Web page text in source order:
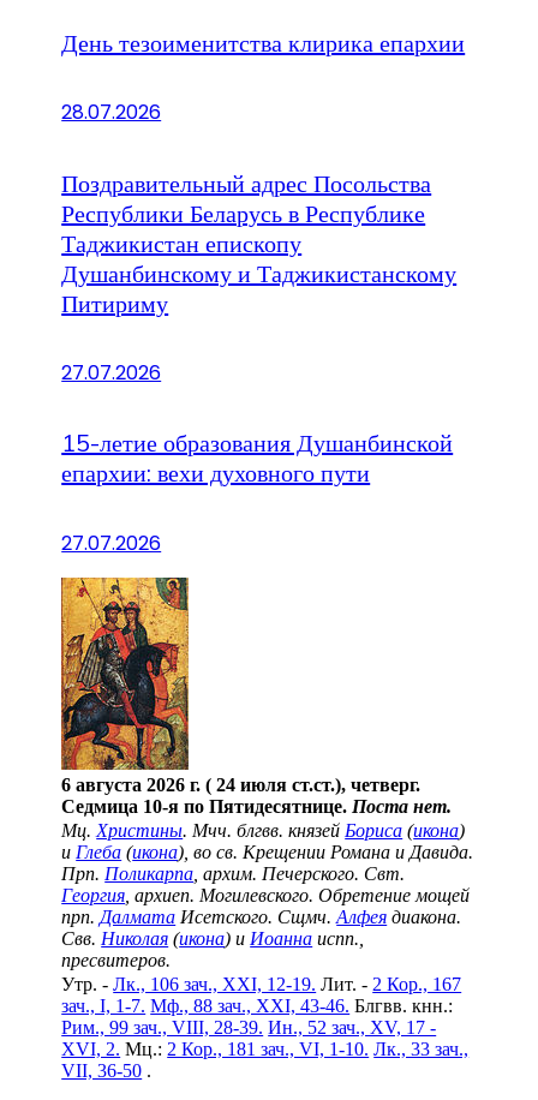
День тезоименитства клирика епархии
28.07.2026
Поздравительный адрес Посольства
Республики Беларусь в Республике
Таджикистан епископу
Душанбинскому и Таджикистанскому
Питириму
27.07.2026
15-летие образования Душанбинской
епархии: вехи духовного пути
27.07.2026
6 августа 2026 г. ( 24 июля ст.ст.), четверг.
Седмица 10-я по Пятидесятнице. Поста нет.
Мц. Христины. Мчч. блгвв. князей Бориса (икона)
и Глеба (икона), во св. Крещении Романа и Давида.
Прп. Поликарпа , архим. Печерского. Свт.
Георгия , архиеп. Могилевского. Обретение мощей
прп. Далмата Исетского. Сщмч.Алфея диакона.
Свв. Николая (икона) и Иоанна испп.,
пресвитеров.
Утр. -Лк., 106 зач., XXI, 12-19. Лит. - 2 Кор., 167
зач., I, 1-7. Мф., 88 зач., XXI, 43-46. Блгвв. кнн.:
Рим., 99 зач., VIII, 28-39. Ин., 52 зач., XV, 17 -
XVI, 2. Мц.: 2 Кор., 181 зач., VI, 1-10. Лк., 33 зач.,
VII, 36-50 .